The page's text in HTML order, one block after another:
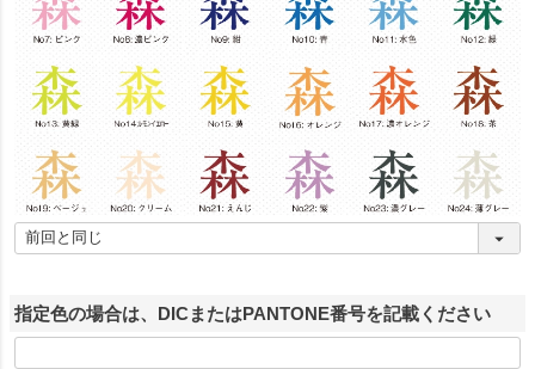
指定色の場合は、DICまたはPANTONE番号を記載ください